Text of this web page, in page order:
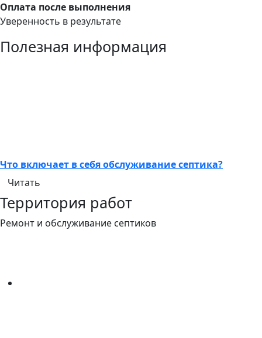
Оплата после выполнения
Уверенность в результате
Полезная информация
Что включает в себя обслуживание септика?
Читать
Территория работ
Ремонт и обслуживание септиков